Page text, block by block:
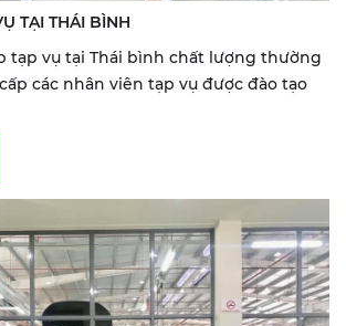
TẠI THÁI BÌNH
tạp vụ tại Thái bình chất lượng thường
các nhân viên tạp vụ được đào tạo